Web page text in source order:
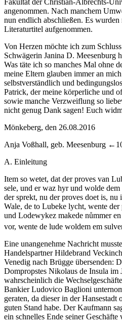
angenommen. Nach manchem
nun endlich abschließen. Es
Literaturtitel aufgenommen.
Von Herzen möchte ich zum
Schwägerin Janina D. Meesenburg
Was täte ich so manches Mal ohne
meine Eltern glauben immer an
selbstverständlich und
Patrick, der meine körperliche und
sowie manche Verzweiflung so
nicht genug Dank sagen! Euch
Mönkeberg, den 26.08.2016
Anja Voßhall, geb. Meesenburg
A. Einleitung
Item so wetet, dat der proves van
sele, und er waz hyr und wolde
der sprekt, nu der proves doet is,
Wale, de to Lubeke lycht, wente der
und Lodewykez makede nůmmer
vor, wente de lude woldem em
Eine unangenehme Nachricht
Handelspartner Hildebrand
Venedig nach Brügge übersenden:
Dompropstes Nikolaus de Insula im
wahrscheinlich die
Bankier Ludovico Baglioni
geraten, da dieser in der Hansestadt
guten Stand habe. Der Kaufmann
ein schnelles Ende seiner Geschäfte